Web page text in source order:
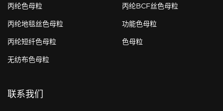
丙纶色母粒 丙纶BCF丝色母粒
丙纶地毯丝色母粒 功能色母粒
丙纶短纤色母粒 色母粒
无纺布色母粒
联系我们